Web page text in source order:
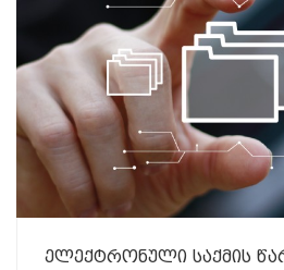
ელექტრონული საქმის